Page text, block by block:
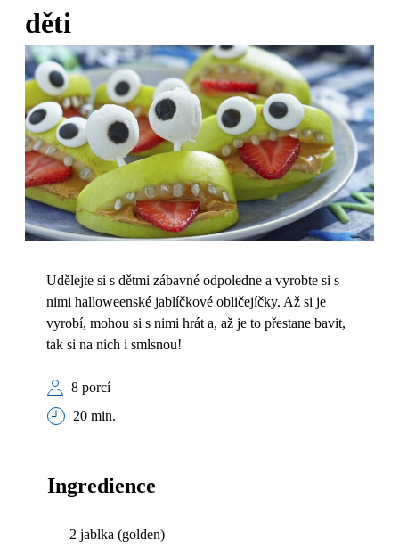
děti
Udělejte si s dětmi zábavné odpoledne a vyrobte si s
nimi halloweenské jablíčkové obličejíčky. Až si je
vyrobí, mohou si s nimi hrát a, až je to přestane bavit,
tak si na nich i smlsnou!
8 porcí
20 min.
Ingredience
2 jablka (golden)